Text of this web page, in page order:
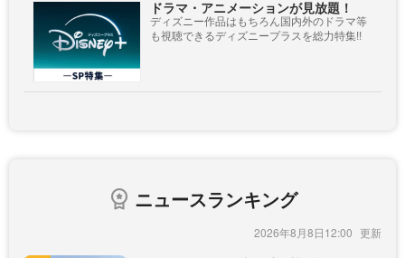
ドラマ・アニメーションが見放題！
ディズニー作品はもちろん国内外のドラマ等
も視聴できるディズニープラスを総力特集!!
ニュースランキング
2026年8月8日12:00